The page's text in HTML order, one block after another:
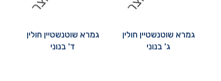
גמרא שוטנשטיין חולין
ג' בנוני
גמרא שוטנשטיין חולין
ד' בנוני